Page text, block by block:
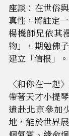
座談：在世俗
真性，將註定
楊機師兄依其
物」，期勉佛
建立「信根」。
〈和你在一起
帶著天才小提
遠赴北京參加
地，能於世界